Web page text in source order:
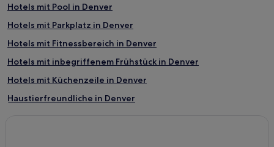
Hotels mit Pool in Denver
Hotels mit Parkplatz in Denver
Hotels mit Fitnessbereich in Denver
Hotels mit inbegriffenem Frühstück in Denver
Hotels mit Küchenzeile in Denver
Haustierfreundliche in Denver